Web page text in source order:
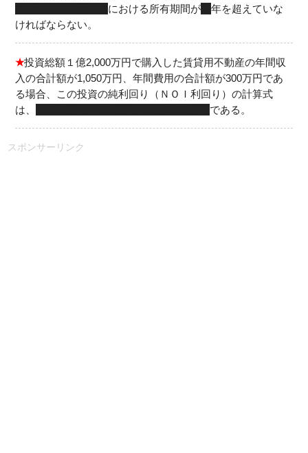
における所有期間が５ 年を超えていな
ければならない。
★投資総額１億2,000万円で購入した賃貸用不動産の年間収
入の合計額が1,050万円、年間費用の合計額が300万円であ
る場合、この投資の純利回り（ＮＯＩ利回り）の計算式
は、
である。
スポンサーリンク